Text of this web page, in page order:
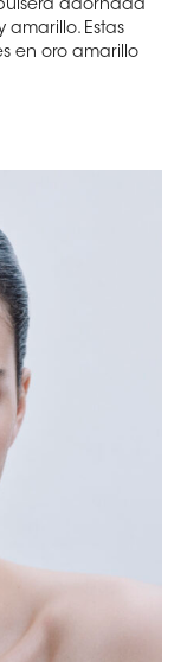
adornada
amarillo. Estas
en oro amarillo